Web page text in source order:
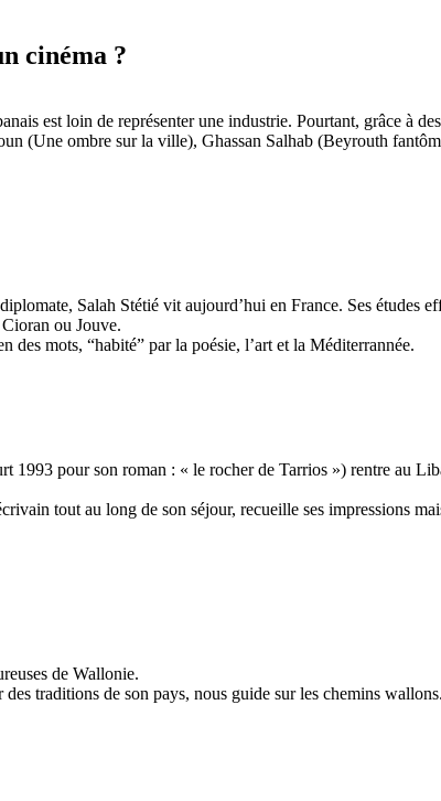
cinéma ?
est loin de représenter une industrie. Pourtant, grâce à
(Une ombre sur la ville), Ghassan Salhab (Beyrouth
Salah Stétié vit aujourd’hui en France. Ses études
ou Jouve.
mots, “habité” par la poésie, l’art et la Méditerrannée.
pour son roman : « le rocher de Tarrios ») rentre au
tout au long de son séjour, recueille ses impressions
de Wallonie.
traditions de son pays, nous guide sur les chemins wallons.